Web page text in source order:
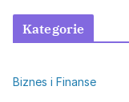
Kategorie
Biznes i Finanse